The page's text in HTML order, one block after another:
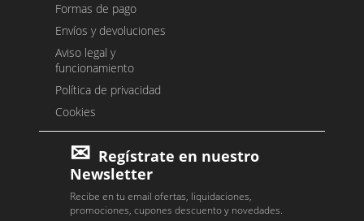
Formas de pago
Envíos y devoluciones
Aviso legal y
funcionamiento
Política de privacidad
Cookies
Regístrate en nuestro
Newsletter
Recibe en tu email ofertas, liquidaciones,
promociones, cupones descuento y novedades.